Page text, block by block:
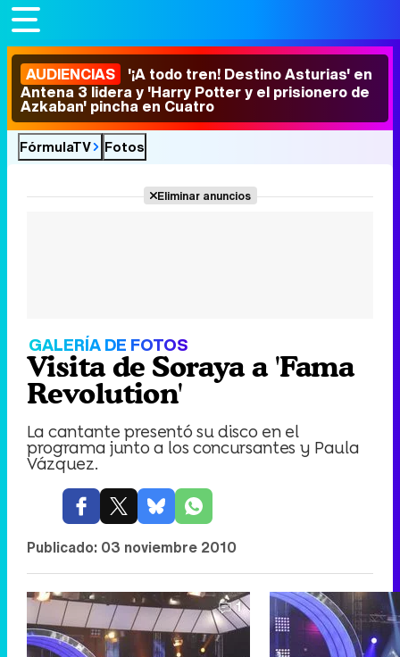
AUDIENCIAS '¡A todo tren! Destino Asturias' en
Antena 3 lidera y 'Harry Potter y el prisionero de
Azkaban' pincha en Cuatro
FórmulaTV Fotos
Eliminar anuncios
GALERÍA DE FOTOS
Visita de Soraya a 'Fama
Revolution'
La cantante presentó su disco en el
programa junto a los concursantes y Paula
Vázquez.
Publicado: 03 noviembre 2010
1